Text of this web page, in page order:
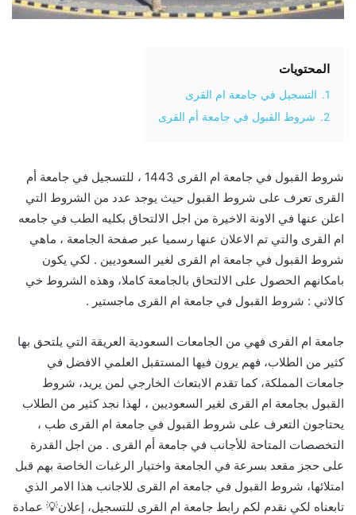
المحتويات
1.
التسجيل في جامعة ام القرى
2.
شروط القبول في جامعة أم القرى
شروط القبول في جامعة ام القرى 1443 ، للتسجيل في جامعة أم
القرى تعرف على شروط القبول حيث يوجد عدد من الشروط التي
اعلن عنها في الاونة الاخيرة من اجل الالتحاق بكليه الطب في جامعه
ام القرى والتي تم الاعلان عنها رسميا عبر صفحة الجامعة ، ماهي
شروط القبول في جامعة ام القرى لغير السعوديين . لكي يكون
بامكانهم الحصول على الالتحاق بالجامعة كاملا، وهذه الشروط خي
كالاتي : شروط القبول في جامعة ام القرى ماجستير .
جامعة ام القرى فهي من الجامعات السعودية العريقة التي يلتحق بها
كثير من الطلاب، فهم يرون فيها المستقبل العلمي الافضل في
جامعات المملكة، كما تقدم الابتعاث الخارجي لمن يريد، شروط
القبول بجامعة ام القرى لغير السعوديين ، لهذا نجد كثير من الطلاب
يحتاجون التعرف على شروط القبول في جامعة ام القرى طب ،
التخصصات المتاحة للأجانب في جامعة أم القرى . من اجل القدرة
على حجز مقعد بسرعة في الجامعة واختيار الرغبات الخاصة بهم قبل
امتلائها، شروط القبول في جامعة ام القرى للاجانب هذا الامر الذي
تابعناه لكي نقدم لكم رابط جامعة ام القرى للتسجيل، إعلان💡 عمادة